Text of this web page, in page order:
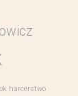
harcerstwo